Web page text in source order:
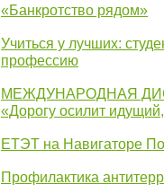
«Банкротство рядом»
Учиться у лучших:
профессию
МЕЖДУНАРОДНАЯ
«Дорогу осилит
ЕТЭТ на Навигаторе
Профилактика